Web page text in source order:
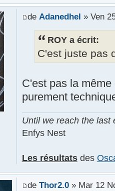
de Adanedhel » Ven
ROY a écrit:
C'est juste pas
C'est pas la
purement
Until we reach the last
Enfys Nest
Les résultatsdes
de Thor2.0» Mar 12